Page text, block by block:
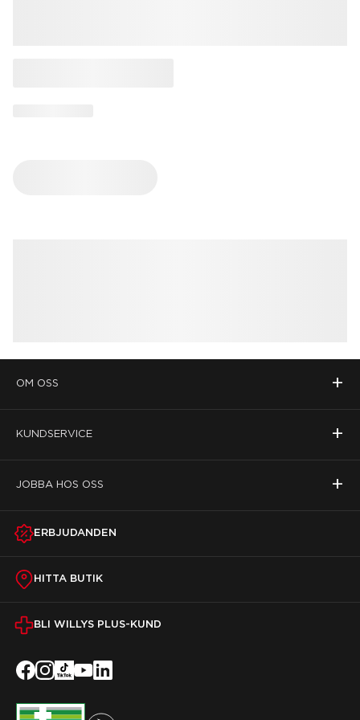
OM OSS +
KUNDSERVICE +
JOBBA HOS OSS +
ERBJUDANDEN
HITTA BUTIK
BLI WILLYS PLUS-KUND